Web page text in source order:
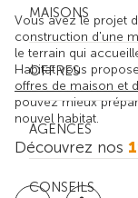
MAISONS
OFFRES
AGENCES
CONSEILS
Vous avez le projet
construction d'une
le terrain qui
Habitat vous
offres de maison et
pouvez mieux
nouvel habitat.
Découvrez nos